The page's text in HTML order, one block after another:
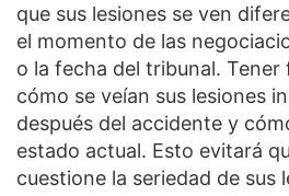
que sus lesiones se ven
el momento de las
o la fecha del tribunal.
cómo se veían sus lesiones
después del accidente y
estado actual. Esto evitará
cuestione la seriedad de sus